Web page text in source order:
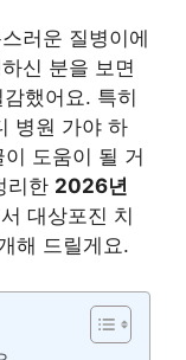
러운 질병이에
신 분을 보면
감했어요. 특히
병원 가야 하
도움이 될 거
리한 2026년
대상포진 치
해 드릴게요.